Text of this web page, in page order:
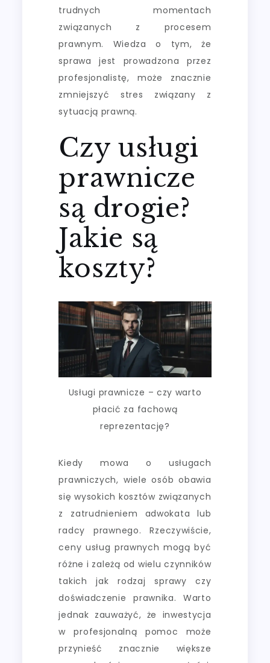
trudnych momentach
związanych z procesem
prawnym. Wiedza o tym, że
sprawa jest prowadzona przez
profesjonalistę, może znacznie
zmniejszyć stres związany z
sytuacją prawną.
Czy usługi
prawnicze
są drogie?
Jakie są
koszty?
Usługi prawnicze – czy warto
płacić za fachową
reprezentację?
Kiedy mowa o usługach
prawniczych, wiele osób obawia
się wysokich kosztów związanych
z zatrudnieniem adwokata lub
radcy prawnego. Rzeczywiście,
ceny usług prawnych mogą być
różne i zależą od wielu czynników
takich jak rodzaj sprawy czy
doświadczenie prawnika. Warto
jednak zauważyć, że inwestycja
w profesjonalną pomoc może
przynieść znacznie większe